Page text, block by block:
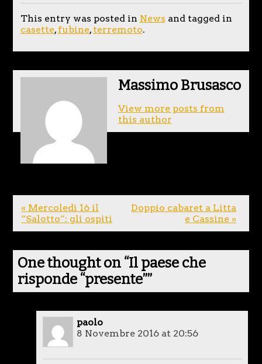
This entry was posted in News and tagged in
casette,fubine,terremoto.
Massimo Brusasco
View more posts from
this author
« Mercoledì 16 il
“Salotto”: gli ospiti
Doppio cabaret a Litta
e Cassine »
One thought on “Il paese che
risponde “presente””
paolo
8 Novembre 2016 at 20:56